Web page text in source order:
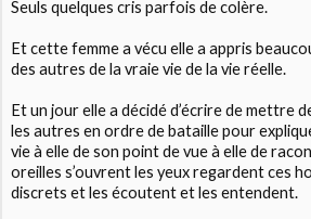
Seuls quelques cris parfois de colère.
Et cette femme a vécu elle a appris
des autres de la vraie vie de la vie réelle.
Et un jour elle a décidé d’écrire de mettre
les autres en ordre de bataille pour
vie à elle de son point de vue à elle de
oreilles s’ouvrent les yeux regardent ces
discrets et les écoutent et les entendent.